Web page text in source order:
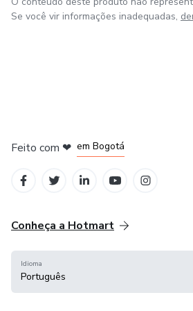
Se você vir informações inadequadas,
Feito com ❤ em Bogotá
Conheça a Hotmart
Idioma
Português